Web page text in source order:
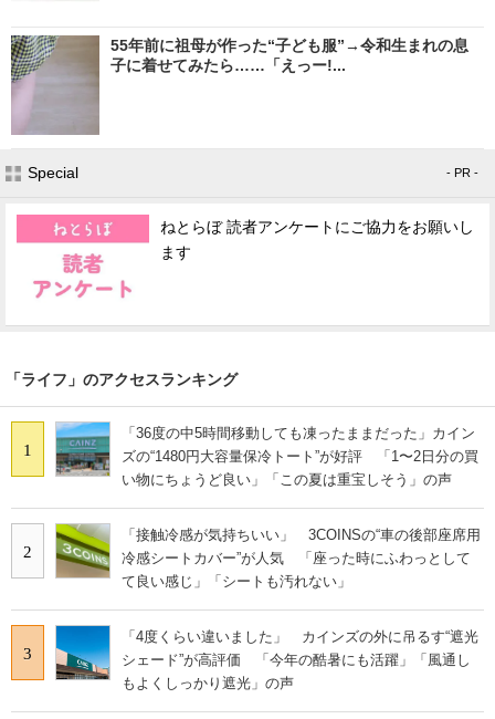
55年前に祖母が作った“子ども服”→令和生まれの息
子に着せてみたら……「えっー!...
Special - PR -
ねとらぼ 読者アンケートにご協力をお願いし
ます
「ライフ」のアクセスランキング
1
「36度の中5時間移動しても凍ったままだった」カイン
ズの“1480円大容量保冷トート”が好評 「1〜2日分の買
い物にちょうど良い」「この夏は重宝しそう」の声
2
「接触冷感が気持ちいい」 3COINSの“車の後部座席用
冷感シートカバー”が人気 「座った時にふわっとして
て良い感じ」「シートも汚れない」
3
「4度くらい違いました」 カインズの外に吊るす“遮光
シェード”が高評価 「今年の酷暑にも活躍」「風通し
もよくしっかり遮光」の声